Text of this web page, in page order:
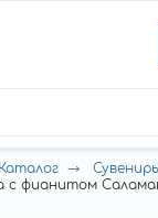
Каталог
с фианитом